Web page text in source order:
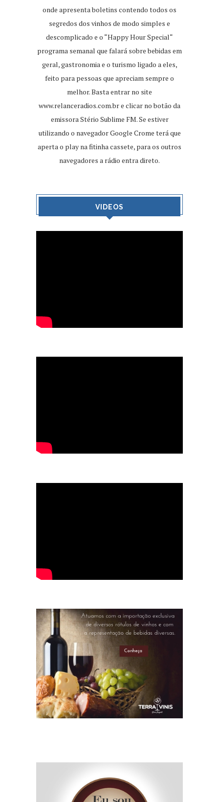
onde apresenta boletins contendo todos os
segredos dos vinhos de modo simples e
descomplicado e o “Happy Hour Special“
programa semanal que falará sobre bebidas em
geral, gastronomia e o turismo ligado a eles,
feito para pessoas que apreciam sempre o
melhor. Basta entrar no site
www.relanceradios.com.bre clicar no botão da
emissora Stério Sublime FM. Se estiver
utilizando o navegador Google Crome terá que
aperta o play na fitinha cassete, para os outros
navegadores a rádio entra direto.
VIDEOS